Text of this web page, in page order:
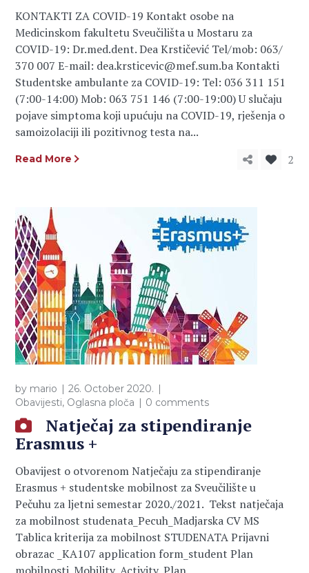
KONTAKTI ZA COVID-19 Kontakt osobe na
Medicinskom fakultetu Sveučilišta u Mostaru za
COVID-19: Dr.med.dent. Dea Krstičević Tel/mob: 063/
370 007 E-mail: dea.krsticevic@mef.sum.ba Kontakti
Studentske ambulante za COVID-19: Tel: 036 311 151
(7:00-14:00) Mob: 063 751 146 (7:00-19:00) U slučaju
pojave simptoma koji upućuju na COVID-19, rješenja o
samoizolaciji ili pozitivnog testa na...
Read More 2
by mario
26. October 2020.
Obavijesti, Oglasna ploča 0 comments
Natječaj za stipendiranje
Erasmus +
Obavijest o otvorenom Natječaju za stipendiranje
Erasmus + studentske mobilnost za Sveučilište u
Pečuhu za ljetni semestar 2020./2021. Tekst natječaja
za mobilnost studenata_Pecuh_Madjarska CV MS
Tablica kriterija za mobilnost STUDENATA Prijavni
obrazac _KA107 application form_student Plan